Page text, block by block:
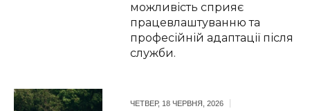
можливість сприяє
працевлаштуванню та
професійній адаптації після
служби.
ЧЕТВЕР, 18 ЧЕРВНЯ, 2026